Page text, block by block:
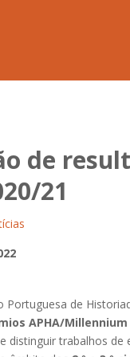
de
21
Portuguesa de
APHA/
distinguir trabalhos de